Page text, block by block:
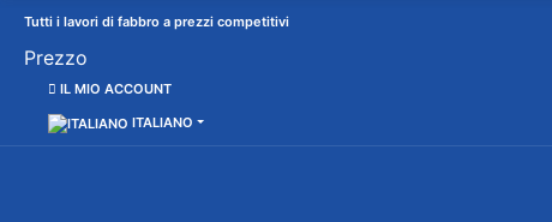
Tutti i lavori di fabbro a prezzi competitivi
Prezzo
IL MIO ACCOUNT
ITALIANO